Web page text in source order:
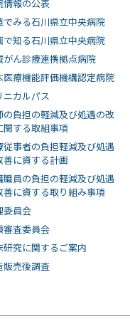
情報の公表
でみる石川県立中央病院
で知る⽯川県⽴中央病院
がん診療連携拠点病院
医療機能評価機構認定病院
ニカルパス
の負担の軽減及び処遇の改
関する取組事項
従事者の負担軽減及び処遇
善に資する計画
職員の負担の軽減及び処遇
善に資する取り組み事項
委員会
審査委員会
研究に関するご案内
販売後調査